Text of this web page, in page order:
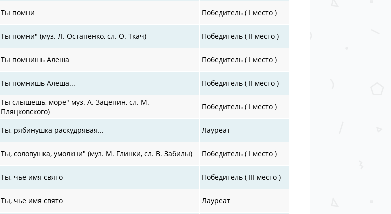
Ты помни
Победитель ( I место )
Ты помни" (муз. Л. Остапенко, сл. О. Ткач)
Победитель ( II место )
Ты помнишь Алеша
Победитель ( I место )
Ты помнишь Алеша...
Победитель ( II место )
Ты слышешь, море" муз. А. Зацепин, сл. М.
Пляцковского)
Победитель ( I место )
Ты, рябинушка раскудрявая...
Лауреат
Ты, соловушка, умолкни" (муз. М. Глинки, сл. В. Забилы)
Победитель ( I место )
Ты, чьё имя свято
Победитель ( III место )
Ты, чье имя свято
Лауреат